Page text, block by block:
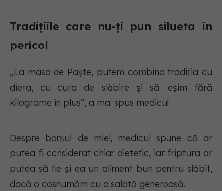
Tradițiile care nu-ți pun silueta în
pericol
„La masa de Paște, putem combina tradiția cu
dieta, cu cura de slăbire și să ieșim fără
kilograme în plus”, a mai spus medicul
Despre borșul de miel, medicul spune că ar
putea fi considerat chiar dietetic, iar friptura ar
putea să fie și ea un aliment bun pentru slăbit,
dacă o cosnumăm cu o salată generoasă.